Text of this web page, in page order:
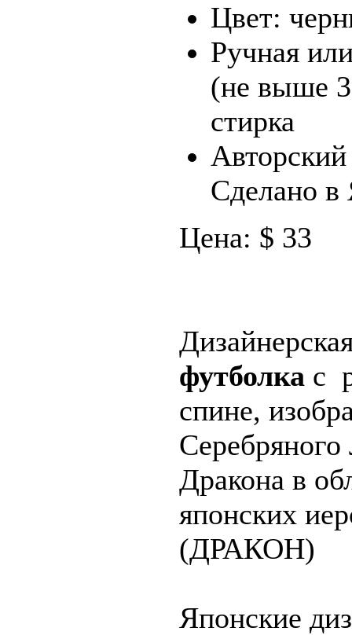
Цвет:
Ручная
(не выше
стирка
Сделано в
Цена: $ 33
футболка с
спине,
Дракона в
японских
(ДРАКОН)
Японские